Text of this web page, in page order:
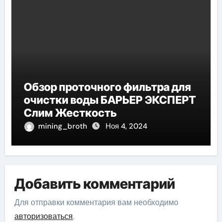
Обзор проточного фильтра для
очистки воды БАРЬЕР ЭКСПЕРТ
Слим Жесткость
mining_broth Ноя 4, 2024
Добавить комментарий
Для отправки комментария вам необходимо
авторизоваться.